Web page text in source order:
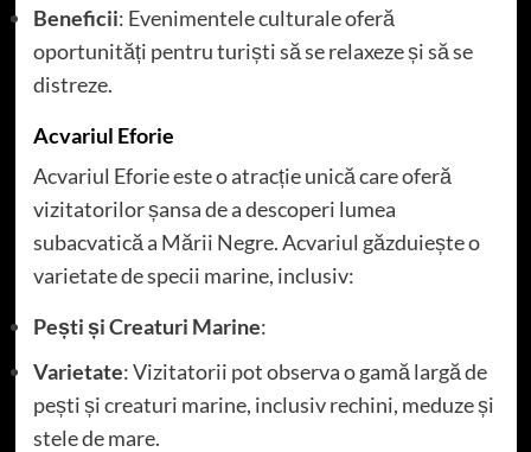
Beneficii: Evenimentele culturale oferă
oportunități pentru turiști să se relaxeze și să se
distreze.
Acvariul Eforie
Acvariul Eforie este o atracție unică care oferă
vizitatorilor șansa de a descoperi lumea
subacvatică a Mării Negre. Acvariul găzduiește o
varietate de specii marine, inclusiv:
Pești și Creaturi Marine:
Varietate: Vizitatorii pot observa o gamă largă de
pești și creaturi marine, inclusiv rechini, meduze și
stele de mare.